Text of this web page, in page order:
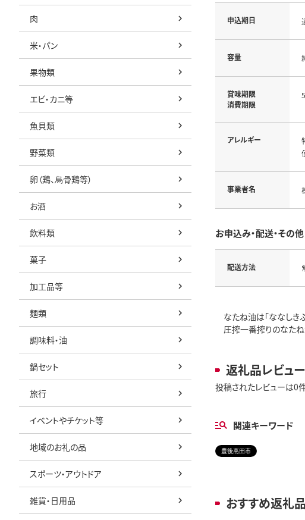
肉
米・パン
果物類
エビ・カニ等
魚貝類
野菜類
卵（鶏、烏骨鶏等）
お酒
飲料類
菓子
加工品等
麺類
調味料・油
鍋セット
旅行
イベントやチケット等
地域のお礼の品
スポーツ・アウトドア
雑貨・日用品
申込期日
容量
賞味期限
消費期限
アレルギー
事業者名
お申込み・配送・その他
配送方法
なたね油は「ななしき
圧搾一番搾りのなたね
返礼品レビュー
投稿されたレビューは0件
関連キーワード
豊後高田市
おすすめ返礼品